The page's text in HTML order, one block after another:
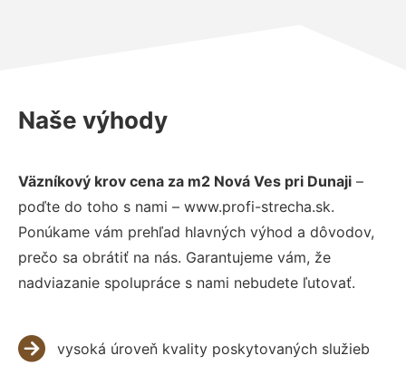
Naše výhody
Väzníkový krov cena za m2 Nová Ves pri Dunaji –
poďte do toho s nami – www.profi-strecha.sk.
Ponúkame vám prehľad hlavných výhod a dôvodov,
prečo sa obrátiť na nás. Garantujeme vám, že
nadviazanie spolupráce s nami nebudete ľutovať.
vysoká úroveň kvality poskytovaných služieb